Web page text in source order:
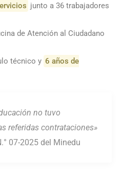
junto a 36 trabajadores
de Atención al Ciudadano
técnico y 6 años de
no tuvo
referidas contrataciones»
07-2025 del Minedu